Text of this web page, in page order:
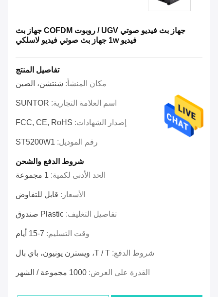
جهاز بث فيديو صوتي UGV / روبوت COFDM جهاز بث
فيديو 1w جهاز بث صوتي فيديو لاسلكي
تفاصيل المنتج
مكان المنشأ: شنتشن، الصين
اسم العلامة التجارية: SUNTOR
إصدار الشهادات: FCC, CE, RoHS
رقم الموديل: ST5200W1
شروط الدفع والشحن
الحد الأدنى لكمية: 1 مجموعة
الأسعار: قابل للتفاوض
تفاصيل التغليف: Plastic صندوق
وقت التسليم: 7-15 أيام
شروط الدفع: T / T، ويسترن يونيون، باي بال
القدرة على العرض: 1000 مجموعة / الشهر